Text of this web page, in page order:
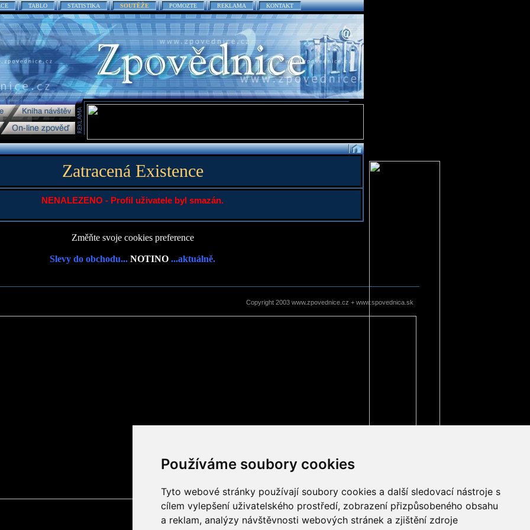
Používáme soubory cookies
Tyto webové stránky používají soubory cookies a další sledovací nástroje s
cílem vylepšení uživatelského prostředí, zobrazení přizpůsobeného obsahu
a reklam, analýzy návštěvnosti webových stránek a zjištění zdroje
TABLO STATISTIKA SOUTĚŽE POMOZTE REKLAMA KONTAKT
Zatracená Existence
NENALEZENO - Profil uživatele byl smazán.
Změňte svoje cookies preference
Slevy do obchodu... NOTINO ...aktuálně.
Copyright 2003 www.zpovednice.cz + www.spovednica.sk